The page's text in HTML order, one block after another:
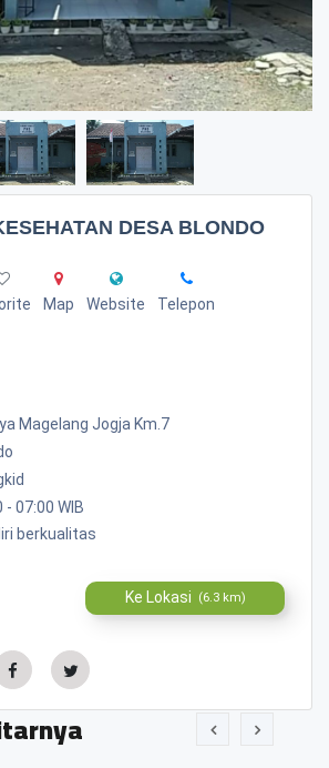
DESA BLONDO
Map Website Telepon
Magelang Jogja Km.7
- 07:00 WIB
berkualitas
Ke Lokasi (6.3 km)